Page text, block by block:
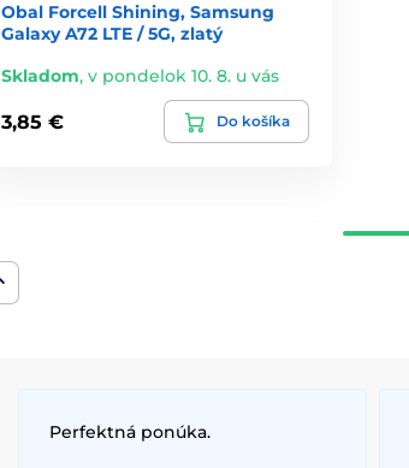
Obal Forcell Shining, Samsung
Galaxy A72 LTE / 5G, zlatý
Skladom, v pondelok 10. 8. u vás
3,85 € Do košíka
Perfektná ponúka.